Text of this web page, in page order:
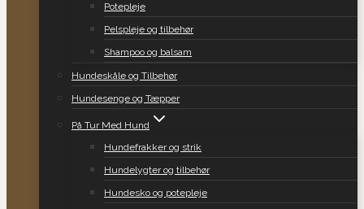
Potepleje
Pelspleje og tilbehør
Shampoo og balsam
Hundeskåle og Tilbehør
Hundesenge og Tæpper
På Tur Med Hund
Hundefrakker og strik
Hundelygter og tilbehør
Hundesko og potepleje